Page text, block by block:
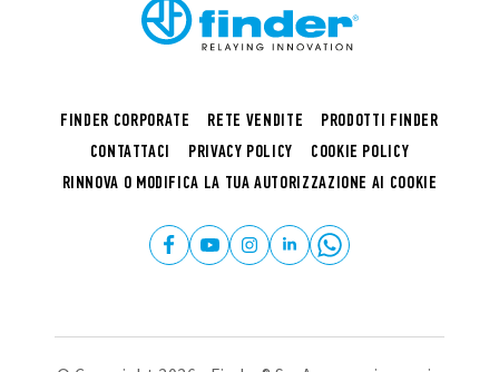
FINDER CORPORATE RETE VENDITE
PRODOTTI FINDER
CONTATTACI
PRIVACY POLICY
COOKIE POLICY
RINNOVA O MODIFICA LA TUA AUTORIZZAZIONE AI COOKIE